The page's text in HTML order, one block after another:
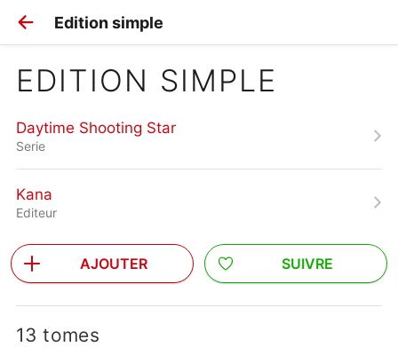
Edition simple
EDITION SIMPLE
Daytime Shooting Star
Serie
Kana
Editeur
AJOUTER SUIVRE
13 tomes